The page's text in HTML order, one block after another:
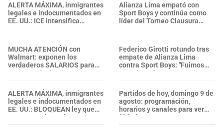
ALERTA MÁXIMA, inmigrantes
legales e indocumentados en
EE. UU.: ICE intensifica
operativos en aeropuertos y
arresta a NUMEROSOS
EXTRANJEROS en un solo día
MUCHA ATENCIÓN con
Walmart: exponen los
verdaderos SALARIOS para
gerentes de tienda,
farmacéuticos y más
ALERTA MÁXIMA, inmigrantes
legales e indocumentados en
EE. UU.: BLOQUEAN ley que
RECHAZA el uso de
mascarillas a agentes del ICE
Alianza Lima empató con
Sport Boys y continúa como
líder del Torneo Clausura
Federico Girotti rotundo tras
empate de Alianza Lima
contra Sport Boys: "Fuimos
superiores"
Partidos de hoy, domingo 9 de
agosto: programación,
horarios y canales para ver
fútbol EN VIVO